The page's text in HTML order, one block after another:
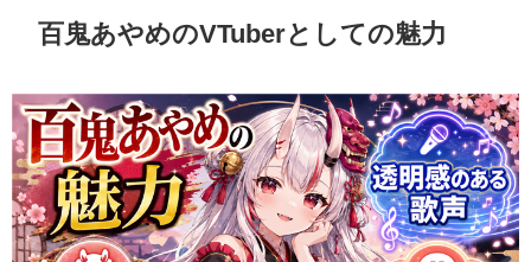
百鬼あやめのVTuberとしての魅力